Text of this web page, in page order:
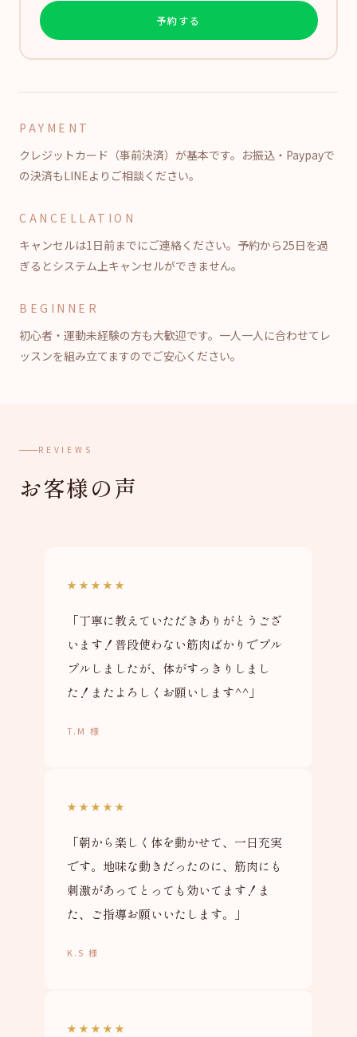
予約する
PAYMENT
クレジットカード（事前決済）が基本です。お振込・Paypayで
の決済もLINEよりご相談ください。
CANCELLATION
キャンセルは1日前までにご連絡ください。予約から25日を過
ぎるとシステム上キャンセルができません。
BEGINNER
初心者・運動未経験の方も大歓迎です。一人一人に合わせてレ
ッスンを組み立てますのでご安心ください。
REVIEWS
お客様の声
★★★★★
「丁寧に教えていただきありがとうござ
います！普段使わない筋肉ばかりでプル
プルしましたが、体がすっきりしまし
た！またよろしくお願いします^^」
T.M 様
★★★★★
「朝から楽しく体を動かせて、一日充実
です。地味な動きだったのに、筋肉にも
刺激があってとっても効いてます！ま
た、ご指導お願いいたします。」
K.S 様
★★★★★